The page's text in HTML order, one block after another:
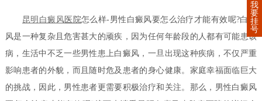
昆明 白癜风 医院怎么样-男性白癜风要怎么治疗才能有效呢?白癜
风是一种复杂且危害甚大的顽疾，因为任何年龄段的人都有可能患该
病，生活中不乏一些男性患上白癜风，一旦出现这种疾病，不仅严重
影响患者的外貌，而且随时危及患者的身心健康。家庭幸福面临巨大
的挑战，因此，男性患者更需要积极治疗和关注。那么，男性白癜风
我
要
挂
号